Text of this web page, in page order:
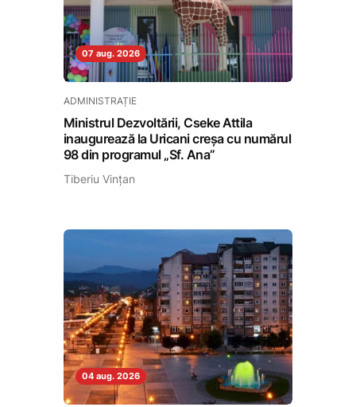
07 aug. 2026
ADMINISTRAȚIE
Ministrul Dezvoltării, Cseke Attila
inaugurează la Uricani creșa cu numărul
98 din programul „Sf. Ana”
Tiberiu Vințan
04 aug. 2026